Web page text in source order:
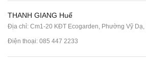
THANH GIANG Huế
Địa chỉ: Cm1-20 KĐT Ecogarden, Phường Vỹ Dạ,
Điện thoại: 085 447 2233